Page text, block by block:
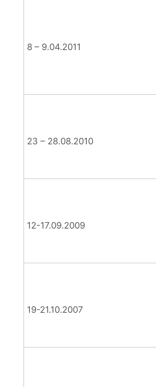
8 – 9.04.2011
23 – 28.08.2010
12-17.09.2009
19-21.10.2007